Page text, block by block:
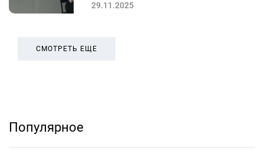
29.11.2025
СМОТРЕТЬ ЕЩЕ
Популярное